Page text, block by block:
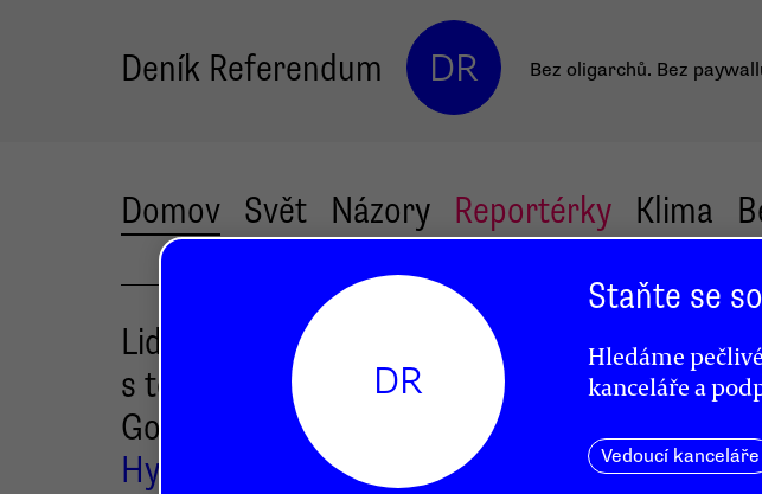
Deník Referendum DR Bez oligarchů. Bez
Domov Svět Názory Reportérky Klima
Lidem dochází trpělivost
s technologickými giganty jako
Google či Facebook
Hynek Trojánek
DR
Staňte se
Hledáme
kanceláře a
Vedoucí kanceláře